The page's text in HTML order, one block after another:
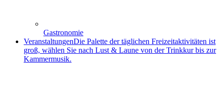
Gastronomie
VeranstaltungenDie Palette der täglichen Freizeitaktivitäten ist
groß, wählen Sie nach Lust & Laune von der Trinkkur bis zur
Kammermusik.